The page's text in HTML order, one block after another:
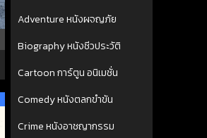
Adventure หนังผจญภัย
Biography หนังชีวประวัติ
Cartoon การ์ตูน อนิเมชั่น
Comedy หนังตลกขำขัน
Crime หนังอาชญากรรม